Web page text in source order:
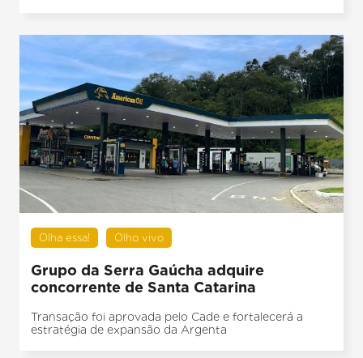
Olha essa! Olho vivo
Grupo da Serra Gaúcha adquire
concorrente de Santa Catarina
Transação foi aprovada pelo Cade e fortalecerá a
estratégia de expansão da Argenta